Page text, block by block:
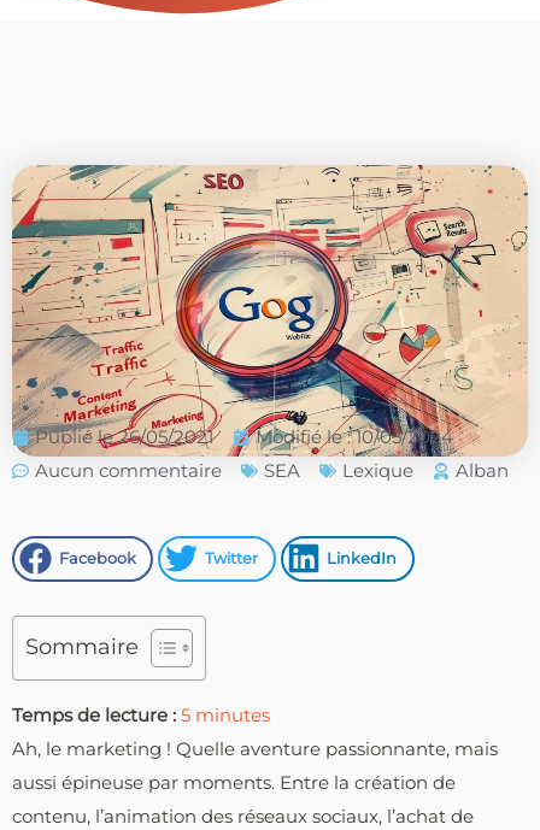
Publié le 26/05/2021
Modifié le : 10/05/2024
Aucun commentaire
SEA Lexique Alban
Facebook Twitter LinkedIn
Sommaire
Temps de lecture : 5 minutes
Ah, le marketing ! Quelle aventure passionnante, mais
aussi épineuse par moments. Entre la création de
contenu, l’animation des réseaux sociaux, l’achat de